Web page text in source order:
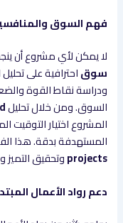
فهم السوق
لا يمكن لأي مشروع أن
سوقاحترافية على
ودراسة نقاط القوة
السوق. ومن خلال تحليل
المشروع اختيار التوقيت
المستهدفة بدقة. هذا
projectsوتحقيق التميز
دعم رواد الأعمال